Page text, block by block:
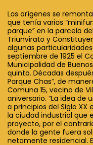
Los orígenes se
que tenía varios
parque” en la parcela
Triunvirato y
algunas
septiembre de 1925 el
Municipalidad de
quinta. Décadas
Parque Chas”, de
Comuna 15, vecino de
aniversario. “La idea de
a principios del Siglo
la ciudad industrial que
proyecto, por el
donde la gente fuera
netamente residencial.